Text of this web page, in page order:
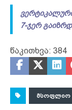
7-ჯერ
წაკითხვა: 384
ᲛᲡᲝᲤᲚᲘᲝ